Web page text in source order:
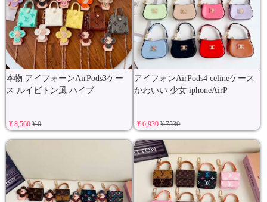
本物 アイフォーンAirPods3ケー
ス ルイビトン風 ハイブ
¥ 8,560¥ 0
アイフォンAirPods4 celineケース
かわいい 少女 iphoneAirP
¥ 6,930¥ 7530